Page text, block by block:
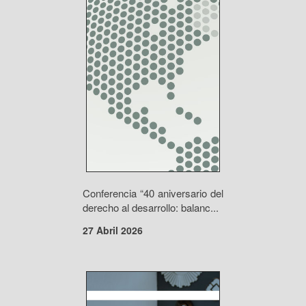
Conferencia “40 aniversario del
derecho al desarrollo: balanc...
27 Abril 2026